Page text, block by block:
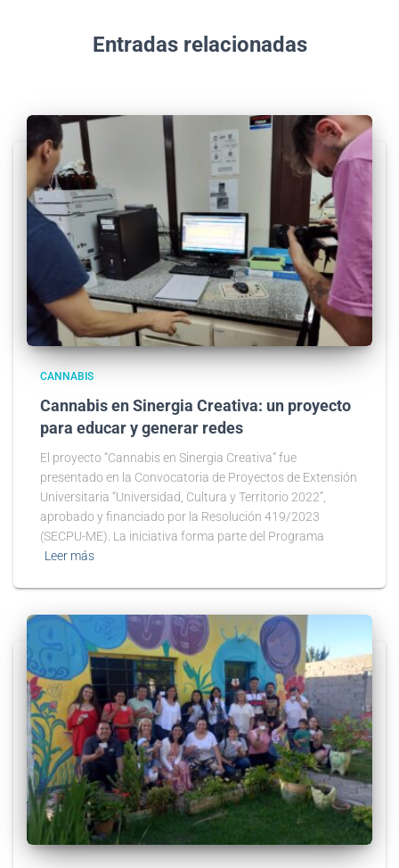
Entradas relacionadas
CANNABIS
Cannabis en Sinergia Creativa: un proyecto
para educar y generar redes
El proyecto “Cannabis en Sinergia Creativa” fue
presentado en la Convocatoria de Proyectos de Extensión
Universitaria “Universidad, Cultura y Territorio 2022”,
aprobado y financiado por la Resolución 419/2023
(SECPU-ME). La iniciativa forma parte del Programa
Leer más